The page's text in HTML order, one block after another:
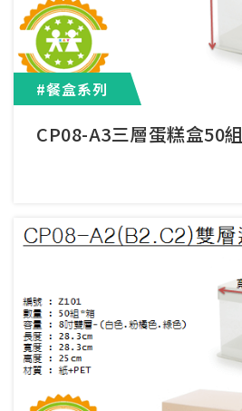
#餐盒系列
CP08-A3三層蛋糕盒50組